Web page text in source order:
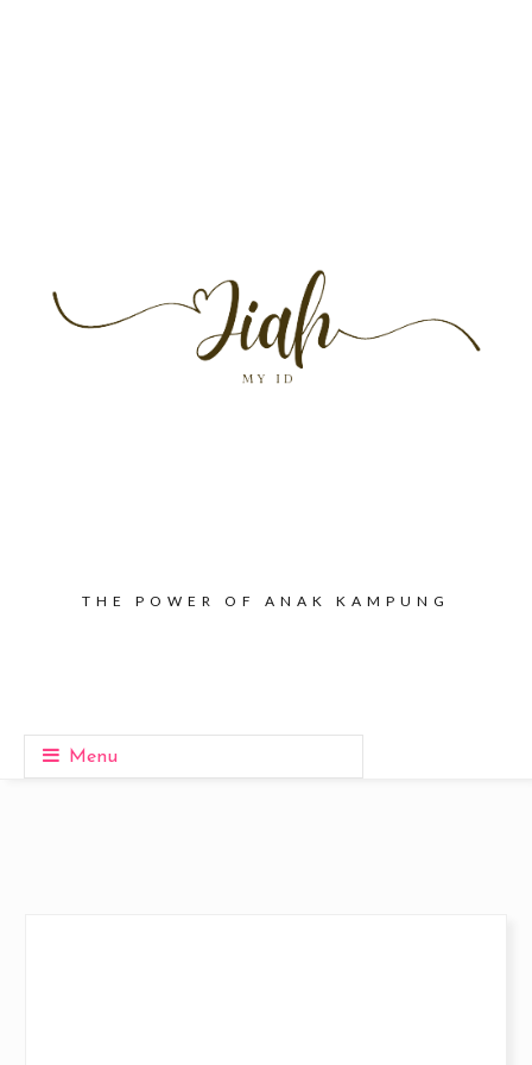
THE POWER OF ANAK KAMPUNG
Menu